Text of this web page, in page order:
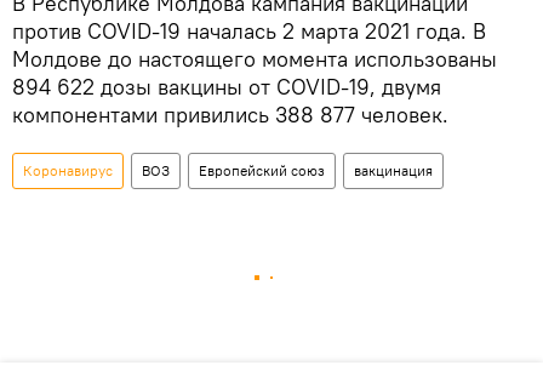
против COVID-19 началась 2 марта 2021 года. В
Молдове до настоящего момента использованы
894 622 дозы вакцины от COVID-19, двумя
компонентами привились 388 877 человек.
Коронавирус ВОЗ Европейский союз вакцинация